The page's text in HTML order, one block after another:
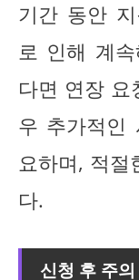
기간 동안
로 인해 계
다면 연장 요
우 추가적인
요하며, 적절
다.
신청 후 주